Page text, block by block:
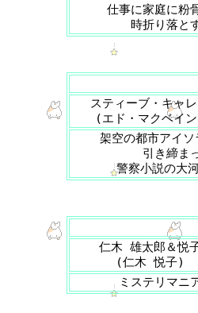
仕事に家庭に粉
時折り落と
スティーブ・キャ
(エド・マクベイ
架空の都市アイ
引き締ま
警察小説の大
仁木 雄太郎＆悦
(仁木 悦子)
ミステリマニ